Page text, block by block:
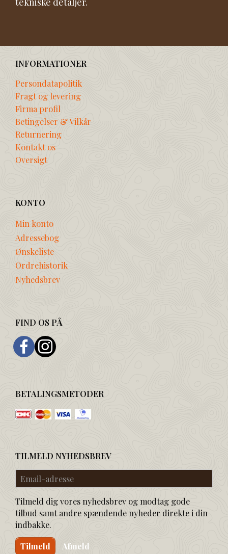
INFORMATIONER
Persondatapolitik
Fragt og levering
Firma profil
Betingelser & Vilkår
Returnering
Kontakt os
Oversigt
KONTO
Min konto
Adressebog
Ønskeliste
Ordrehistorik
Nyhedsbrev
FIND OS PÅ
BETALINGSMETODER
TILMELD NYHEDSBREV
Email-
adresse
Tilmeld dig vores nyhedsbrev og modtag gode
tilbud samt andre spændende nyheder direkte i din
indbakke.
Tilmeld Afmeld